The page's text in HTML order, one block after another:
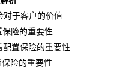
对于客户的价值
险的重要性
配置保险的重要性
险的重要性